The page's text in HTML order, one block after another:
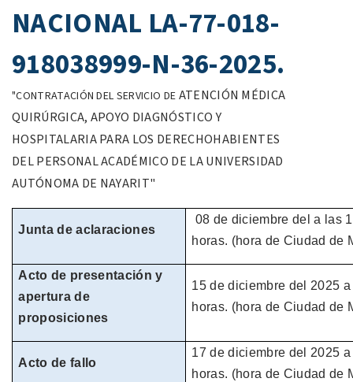
NACIONAL LA-77-018-
918038999-N-36-2025.
"CONTRATACIÓN DEL SERVICIO DE ATENCIÓN MÉDICA
QUIRÚRGICA, APOYO DIAGNÓSTICO Y
HOSPITALARIAPARA LOS DERECHOHABIENTES
DELPERSONAL ACADÉMICO DE LAUNIVERSIDAD
AUTÓNOMA DE NAYARIT"
Junta de aclaraciones
08 de diciembre del a las
horas. (hora de Ciudad de
Acto de presentación y
apertura de
proposiciones
15 dediciembre del 2025 a
horas. (hora de Ciudad de
Acto de fallo
17 de diciembre del 2025 a
horas. (hora de Ciudad de